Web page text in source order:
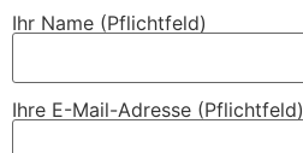
Ihr Name (Pflichtfeld)
Ihre E-Mail-Adresse (Pflichtfeld)